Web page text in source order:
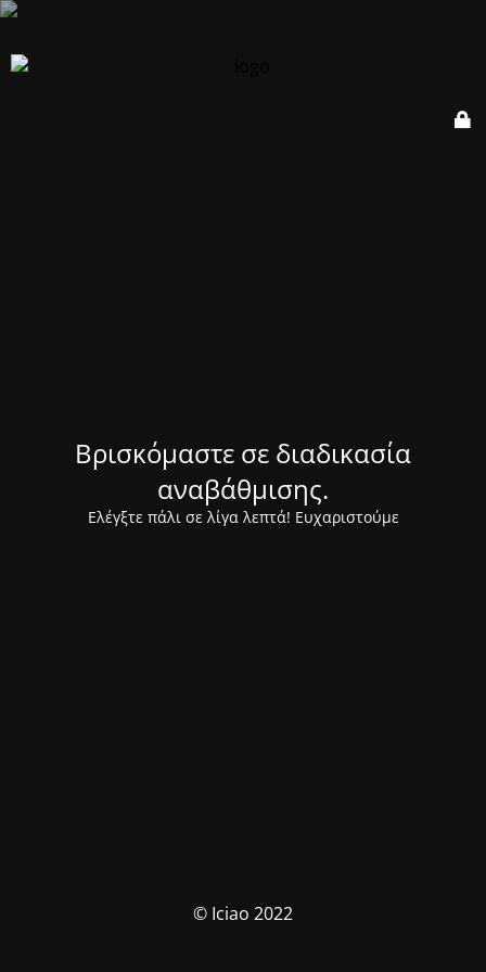
Βρισκόμαστε σε διαδικασία
αναβάθμισης.
Ελέγξτε πάλι σε λίγα λεπτά! Ευχαριστούμε
© Iciao 2022